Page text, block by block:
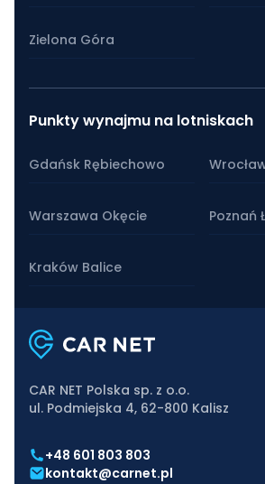
Zielona Góra
Punkty wynajmu na lotniskach
Gdańsk Rębiechowo
Warszawa Okęcie Poznań
Kraków Balice
CAR NET Polska sp. z o.o.
ul. Podmiejska 4, 62-800 Kalisz
+48 601 803 803
kontakt@carnet.pl